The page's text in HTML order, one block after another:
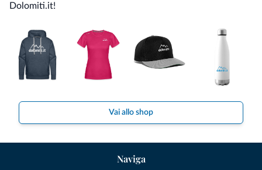
Dolomiti.it!
Vai allo shop
Naviga